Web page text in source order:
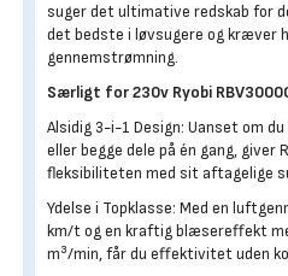
suger det ultimative redskab for
det bedste i løvsugere og kræver
gennemstrømning.
Særligt for 230v Ryobi
Alsidig 3-i-1 Design: Uanset om
eller begge dele på én gang, giver
fleksibiliteten med sit aftagelige
Ydelse i Topklasse: Med en
km/t og en kraftig blæsereffekt
m³/min, får du effektivitet uden